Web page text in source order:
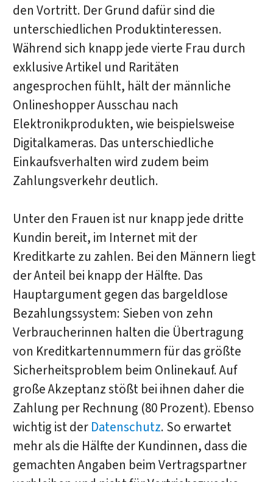
den Vortritt. Der Grund dafür sind die
unterschiedlichen Produktinteressen.
Während sich knapp jede vierte Frau durch
exklusive Artikel und Raritäten
angesprochen fühlt, hält der männliche
Onlineshopper Ausschau nach
Elektronikprodukten, wie beispielsweise
Digitalkameras. Das unterschiedliche
Einkaufsverhalten wird zudem beim
Zahlungsverkehr deutlich.
Unter den Frauen ist nur knapp jede dritte
Kundin bereit, im Internet mit der
Kreditkarte zu zahlen. Bei den Männern liegt
der Anteil bei knapp der Hälfte. Das
Hauptargument gegen das bargeldlose
Bezahlungssystem: Sieben von zehn
Verbraucherinnen halten die Übertragung
von Kreditkartennummern für das größte
Sicherheitsproblem beim Onlinekauf. Auf
große Akzeptanz stößt bei ihnen daher die
Zahlung per Rechnung (80 Prozent). Ebenso
wichtig ist der Datenschutz. So erwartet
mehr als die Hälfte der Kundinnen, dass die
gemachten Angaben beim Vertragspartner